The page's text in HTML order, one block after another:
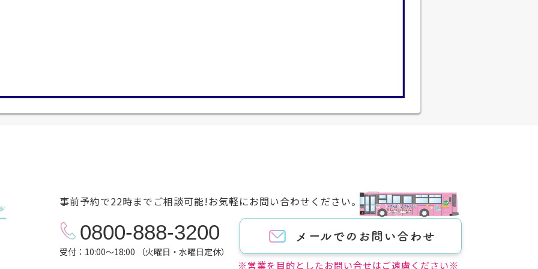
事前予約で22時までご相談可能!お気軽にお問い合わせください。
0800-888-3200
受付：10:00～18:00 （火曜日・水曜日定休）
※営業を目的としたお問い合せはご遠慮ください※